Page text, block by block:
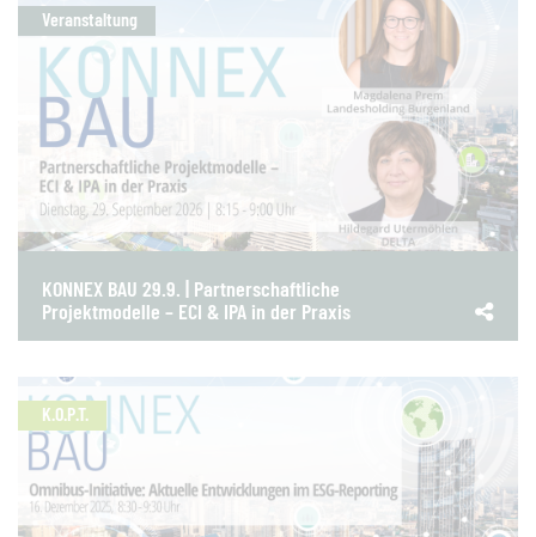
Veranstaltung
KONNEX BAU 29.9. | Partnerschaftliche
Projektmodelle – ECI & IPA in der Praxis
K.O.P.T.